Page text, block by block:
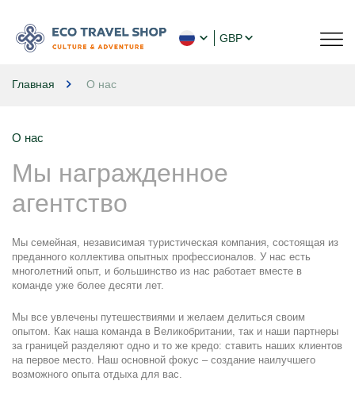
GBP
Главная О нас
О нас
Мы награжденное
агентство
Мы семейная, независимая туристическая компания, состоящая из
преданного коллектива опытных профессионалов. У нас есть
многолетний опыт, и большинство из нас работает вместе в
команде уже более десяти лет.
Мы все увлечены путешествиями и желаем делиться своим
опытом. Как наша команда в Великобритании, так и наши партнеры
за границей разделяют одно и то же кредо: ставить наших клиентов
на первое место. Наш основной фокус – создание наилучшего
возможного опыта отдыха для вас.